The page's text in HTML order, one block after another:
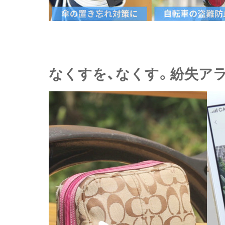
なくすを、なくす。紛失ア